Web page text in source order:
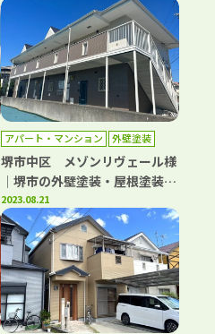
アパート・マンション
外壁塗装
屋根塗装
防水工事
堺市中区 メゾンリヴェール様
│堺市の外壁塗装・屋根塗装・
雨漏り修理専門店 千成工務店
2023.08.21